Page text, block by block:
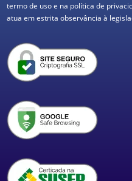
termo de uso e na política de
atua em estrita observância à